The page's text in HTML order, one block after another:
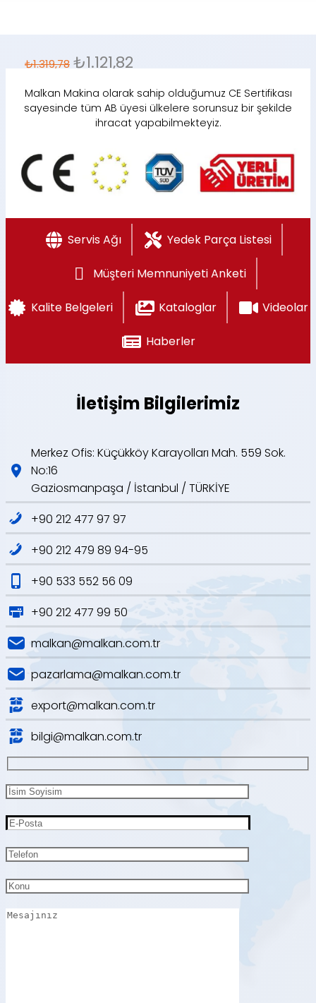
₺1.319,78 ₺1.121,82
Malkan Makina olarak sahip olduğumuz CE Sertifikası
sayesinde tüm AB üyesi ülkelere sorunsuz bir şekilde
ihracat yapabilmekteyiz.
Servis Ağı Yedek Parça Listesi
Müşteri Memnuniyeti Anketi
Kalite Belgeleri Kataloglar Videolar
Haberler
İletişim Bilgilerimiz
Merkez Ofis: Küçükköy Karayolları Mah. 559 Sok.
No:16
Gaziosmanpaşa / İstanbul / TÜRKİYE
+90 212 477 97 97
+90 212 479 89 94-95
+90 533 552 56 09
+90 212 477 99 50
malkan@malkan.com.tr
pazarlama@malkan.com.tr
export@malkan.com.tr
bilgi@malkan.com.tr